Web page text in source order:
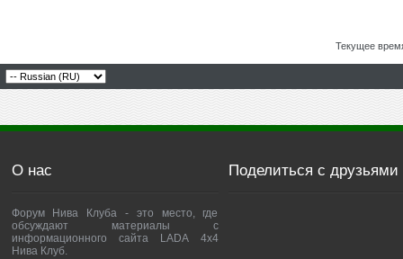
Текущее
О нас
Форум Нива Клуба - это место, где
обсуждают материалы с
информационного сайта LADA 4x4
Нива Клуб.
Поделиться с друзьями